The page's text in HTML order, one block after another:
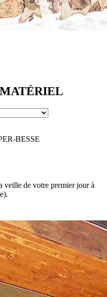
BESSE
veille de votre premier jour à